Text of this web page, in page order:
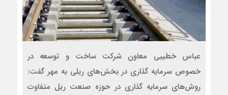
عباس خطیبی معاون شرکت ساخت و توسعه در
خصوص سرمایه گذاری در بخش‌های ریلی به مهر گفت:
روش‌های سرمایه گذاری در حوزه صنعت ریل متفاوت